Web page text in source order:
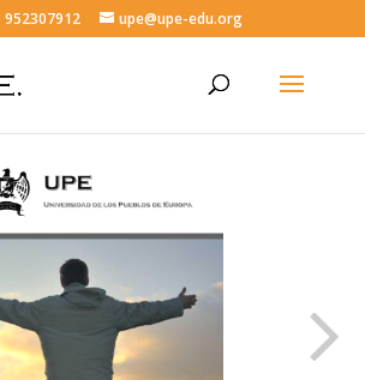
952307912 upe@upe-edu.org